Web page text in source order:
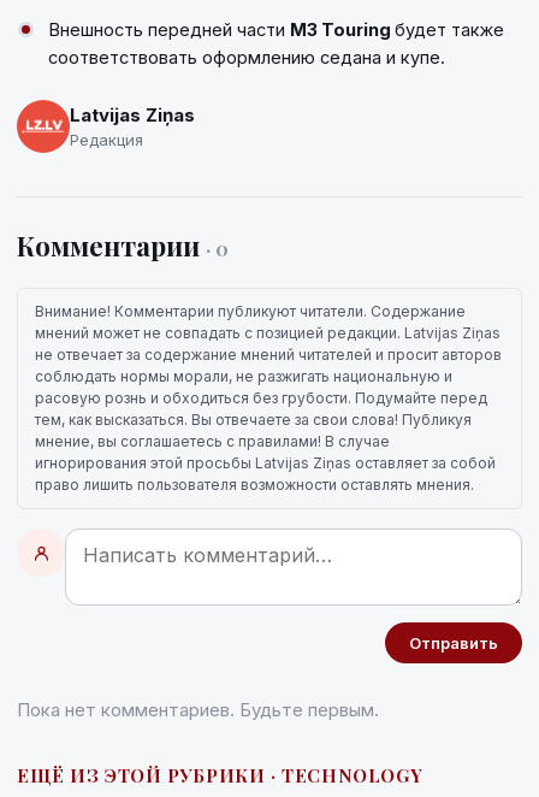
Внешность передней части M3 Touring будет также
соответствовать оформлению седана и купе.
Latvijas Ziņas
Редакция
Комментарии · 0
Внимание! Комментарии публикуют читатели. Содержание
мнений может не совпадать с позицией редакции. Latvijas Ziņas
не отвечает за содержание мнений читателей и просит авторов
соблюдать нормы морали, не разжигать национальную и
расовую рознь и обходиться без грубости. Подумайте перед
тем, как высказаться. Вы отвечаете за свои слова! Публикуя
мнение, вы соглашаетесь с правилами! В случае
игнорирования этой просьбы Latvijas Ziņas оставляет за собой
право лишить пользователя возможности оставлять мнения.
Отправить
Пока нет комментариев. Будьте первым.
ЕЩЁ ИЗ ЭТОЙ РУБРИКИ · TECHNOLOGY